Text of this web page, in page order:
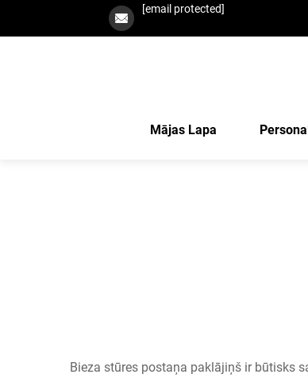
[email protected]
Mājas Lapa
Bieza stūres postaņa paklājiņš ir būtisks